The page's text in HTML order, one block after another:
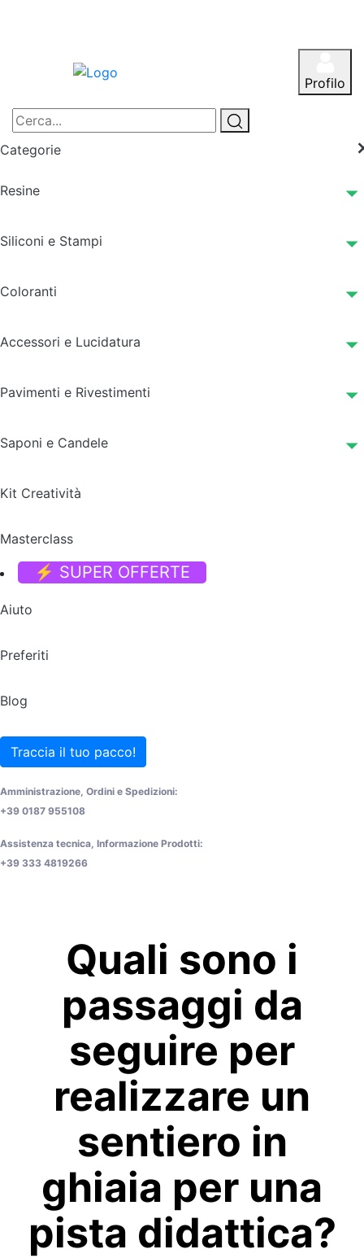
Profilo
Categorie
Resine
Siliconi e Stampi
Coloranti
Accessori e Lucidatura
Pavimenti e Rivestimenti
Saponi e Candele
Kit Creatività
Masterclass
⚡ SUPER OFFERTE
Aiuto
Preferiti
Blog
Traccia il tuo pacco!
Amministrazione, Ordini e Spedizioni:
+39 0187 955108
Assistenza tecnica, Informazione Prodotti:
+39 333 4819266
Quali sono i
passaggi da
seguire per
realizzare un
sentiero in
ghiaia per una
pista didattica?